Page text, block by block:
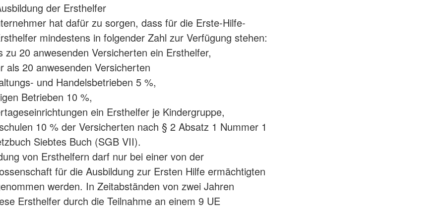
der Ersthelfer
hat dafür zu sorgen, dass für die Erste-Hilfe-
mindestens in folgender Zahl zur Verfügung stehen:
zu 20 anwesenden Versicherten ein Ersthelfer,
als 20 anwesenden Versicherten
und Handelsbetrieben 5 %,
Betrieben 10 %,
ein Ersthelfer je Kindergruppe,
10 % der Versicherten nach § 2 Absatz 1 Nummer 1
Siebtes Buch (SGB VII).
von Ersthelfern darf nur bei einer von der
für die Ausbildung zur Ersten Hilfe ermächtigten
werden. In Zeitabständen von zwei Jahren
Ersthelfer durch die Teilnahme an einem 9 UE